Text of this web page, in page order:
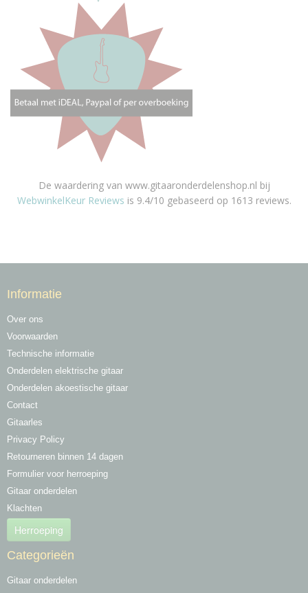
De waardering van www.gitaaronderdelenshop.nl bij
WebwinkelKeur Reviews is 9.4/10 gebaseerd op 1613 reviews.
Informatie
Over ons
Voorwaarden
Technische informatie
Onderdelen elektrische gitaar
Onderdelen akoestische gitaar
Contact
Gitaarles
Privacy Policy
Retourneren binnen 14 dagen
Formulier voor herroeping
Gitaar onderdelen
Klachten
Herroeping
Categorieën
Gitaar onderdelen